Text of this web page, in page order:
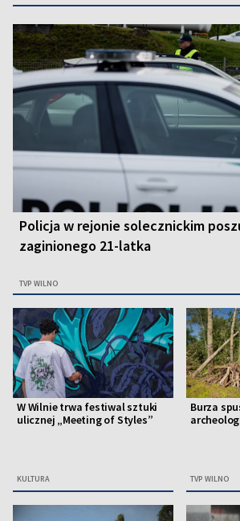
Policja w rejonie solecznickim
zaginionego 21-latka
TVP WILNO
W Wilnie trwa festiwal sztuki
ulicznej „Meeting of Styles”
KULTURA
Burza
TVP WILNO